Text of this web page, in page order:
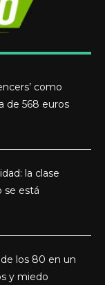
como
de 568 euros
la clase
se está
los 80 en un
y miedo